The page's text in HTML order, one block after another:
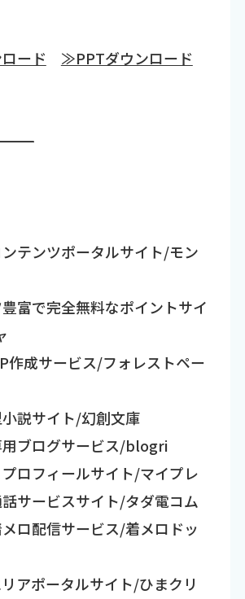
ード ≫PPTダウンロード
ンテンツポータルサイト/モン
豊富で完全無料なポイントサイ
作成サービス/フォレストペー
小説サイト/幻創文庫
用ブログサービス/blogri
プロフィールサイト/マイプレ
話サービスサイト/タダ電コム
メロ配信サービス/着メロドッ
リアポータルサイト/ひまクリ